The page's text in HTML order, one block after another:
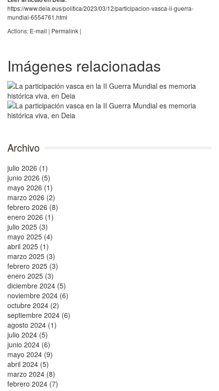
https://www.deia.eus/politica/2023/03/12/participacion-vasca-ii-guerra-
mundial-6554761.html
Actions: E-mail | Permalink |
Imágenes relacionadas
Archivo
julio 2026 (1)
junio 2026 (5)
mayo 2026 (1)
marzo 2026 (2)
febrero 2026 (8)
enero 2026 (1)
julio 2025 (3)
mayo 2025 (4)
abril 2025 (1)
marzo 2025 (3)
febrero 2025 (3)
enero 2025 (3)
diciembre 2024 (5)
noviembre 2024 (6)
octubre 2024 (2)
septiembre 2024 (6)
agosto 2024 (1)
julio 2024 (5)
junio 2024 (6)
mayo 2024 (9)
abril 2024 (5)
marzo 2024 (8)
febrero 2024 (7)